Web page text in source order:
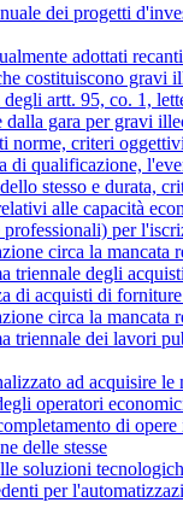
dei progetti
adottati
costituiscono gravi
artt. 95, co. 1,
dalla gara per gravi
norme, criteri
di qualificazione,
stesso e durata,
alle capacità
professionali) per
circa la mancata
triennale degli
di acquisti di
circa la mancata
triennale dei lavori
ad acquisire le
operatori
di
delle stesse
soluzioni
per